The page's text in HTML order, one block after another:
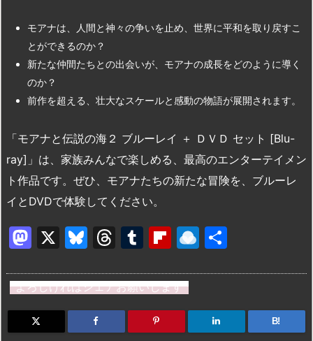
モアナは、人間と神々の争いを止め、世界に平和を取り戻すこ
とができるのか？
新たな仲間たちとの出会いが、モアナの成長をどのように導く
のか？
前作を超える、壮大なスケールと感動の物語が展開されます。
「モアナと伝説の海２ ブルーレイ ＋ ＤＶＤ セット [Blu-
ray]」は、家族みんなで楽しめる、最高のエンターテイメン
ト作品です。ぜひ、モアナたちの新たな冒険を、ブルーレ
イとDVDで体験してください。
M
st
o
d
X
Bl
e
s
k
T
e
a
d
T
m
bl
r
Fl
b
o
ar
R
n
dr
o
よろしければシェアお願いします
B!